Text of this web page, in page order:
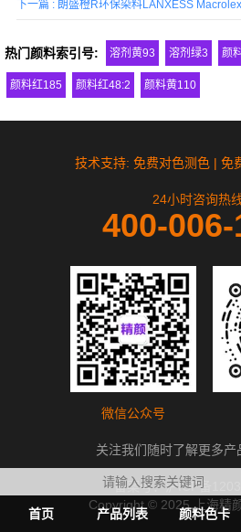
热门颜料索引号: 溶剂黄93 溶剂绿3 颜
颜料红185 颜料红48:2 颜料黄110
技术支持: 免费对色测色 | 免
24小时咨询热线
400-
微信公众号
关注我们随时了解更多产
备案号：沪ICP备
Copyright © 2025 上海精
首页 产品列表 颜料色卡